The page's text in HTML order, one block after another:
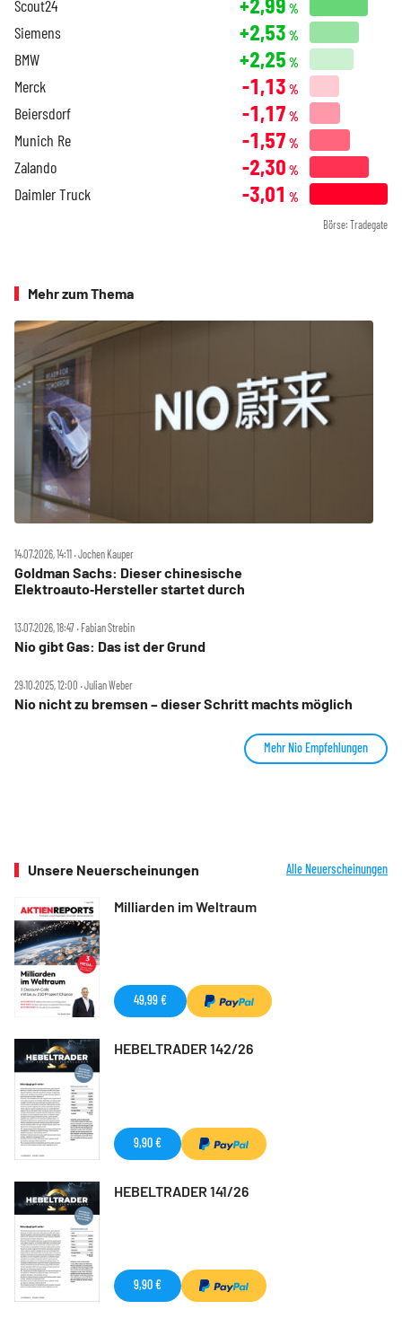
Scout24 +2,99 %
Siemens +2,53 %
BMW +2,25 %
Merck -1,13 %
Beiersdorf -1,17 %
Munich Re -1,57 %
Zalando -2,30 %
Daimler Truck -3,01 %
Börse: Tradegate
Mehr zum Thema
14.07.2026, 14:11 ‧ Jochen Kauper
Goldman Sachs: Dieser chinesische
Elektroauto‑Hersteller startet durch
13.07.2026, 18:47 ‧ Fabian Strebin
Nio gibt Gas: Das ist der Grund
29.10.2025, 12:00 ‧ Julian Weber
Nio nicht zu bremsen – dieser Schritt machts möglich
Mehr Nio Empfehlungen
Unsere Neuerscheinungen Alle Neuerscheinungen
Milliarden im Weltraum
49,99 €
HEBELTRADER 142/26
9,90 €
HEBELTRADER 141/26
9,90 €